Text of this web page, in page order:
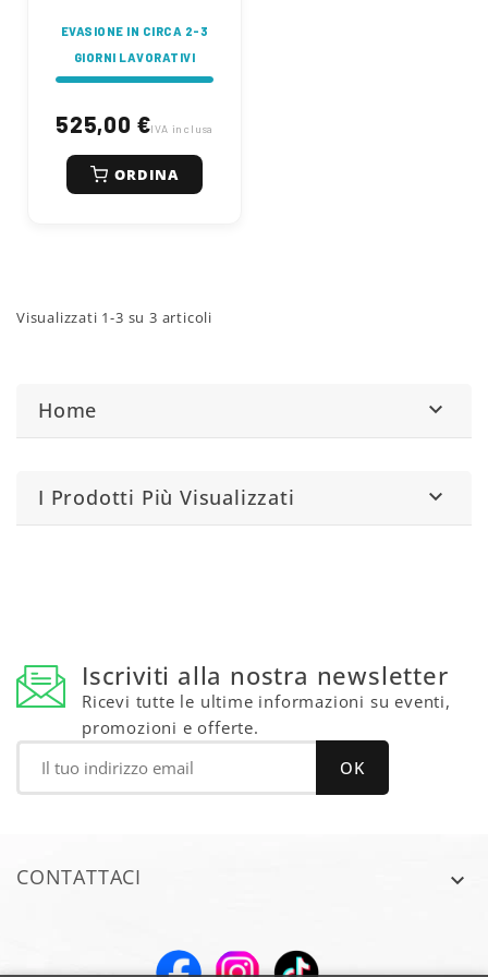
EVASIONE IN CIRCA 2-3
GIORNI LAVORATIVI
525,00 €IVA inclusa
ORDINA
Visualizzati 1-3 su 3 articoli
Home 
I Prodotti Più Visualizzati 
Iscriviti alla nostra newsletter
Ricevi tutte le ultime informazioni su eventi,
promozioni e offerte.
CONTATTACI 